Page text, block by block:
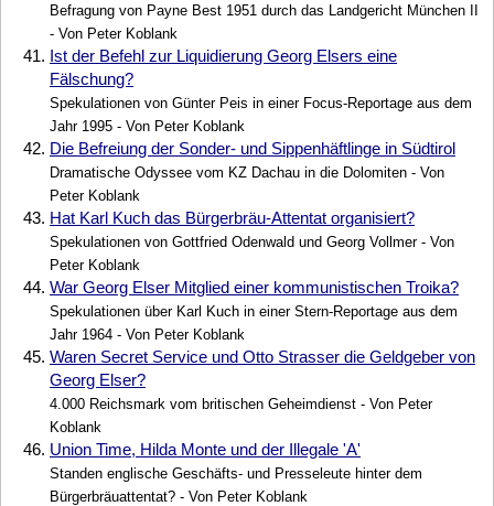
Befragung von Payne Best 1951 durch das Landgericht München II
- Von Peter Koblank
41. Ist der Befehl zur Liquidierung Georg Elsers eine
Fälschung?
Spekulationen von Günter Peis in einer Focus-Reportage aus dem
Jahr 1995 - Von Peter Koblank
42. Die Befreiung der Sonder- und Sippenhäftlinge in Südtirol
Dramatische Odyssee vom KZ Dachau in die Dolomiten - Von
Peter Koblank
43. Hat Karl Kuch das Bürgerbräu-Attentat organisiert?
Spekulationen von Gottfried Odenwald und Georg Vollmer - Von
Peter Koblank
44. War Georg Elser Mitglied einer kommunistischen Troika?
Spekulationen über Karl Kuch in einer Stern-Reportage aus dem
Jahr 1964 - Von Peter Koblank
45. Waren Secret Service und Otto Strasser die Geldgeber von
Georg Elser?
4.000 Reichsmark vom britischen Geheimdienst - Von Peter
Koblank
46. Union Time, Hilda Monte und der Illegale 'A'
Standen englische Geschäfts- und Presseleute hinter dem
Bürgerbräuattentat? - Von Peter Koblank